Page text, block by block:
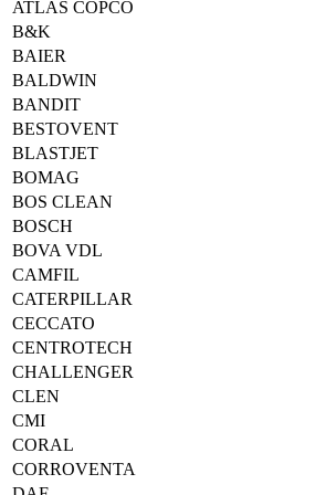
ATLAS COPCO
B&K
BAIER
BALDWIN
BANDIT
BESTOVENT
BLASTJET
BOMAG
BOS CLEAN
BOSCH
BOVA VDL
CAMFIL
CATERPILLAR
CECCATO
CENTROTECH
CHALLENGER
CLEN
CMI
CORAL
CORROVENTA